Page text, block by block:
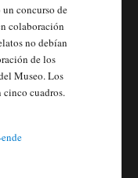
concurso de
colaboración
no debían
de los
Museo. Los
cinco cuadros.